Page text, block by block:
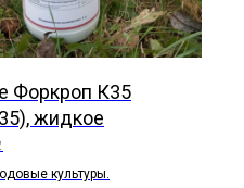
Форкроп К35
жидкое
культуры.